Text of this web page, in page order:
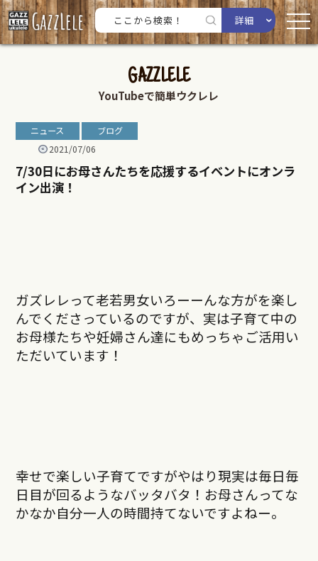
詳細
GAZZLELE
YouTubeで簡単ウクレレ
ニュース
ブログ
2021/07/06
7/30日にお母さんたちを応援するイベントにオンラ
イン出演！
ガズレレって老若男女いろーーんな方がを楽し
んでくださっているのですが、実は子育て中の
お母様たちや妊婦さん達にもめっちゃご活用い
ただいています！
幸せで楽しい子育てですがやはり現実は毎日毎
日目が回るようなバッタバタ！お母さんってな
かなか自分一人の時間持てないですよねー。